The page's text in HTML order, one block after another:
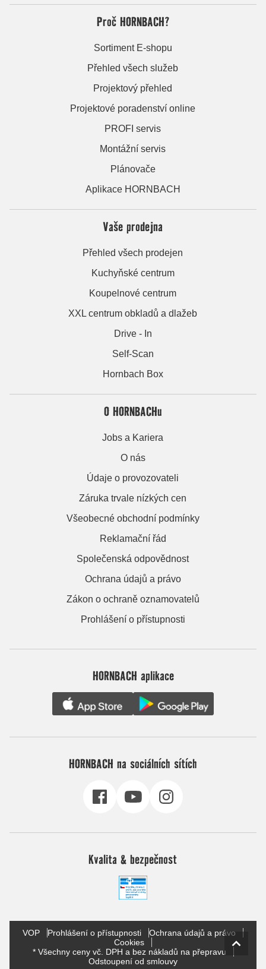
Proč HORNBACH?
Sortiment E-shopu
Přehled všech služeb
Projektový přehled
Projektové poradenství online
PROFI servis
Montážní servis
Plánovače
Aplikace HORNBACH
Vaše prodejna
Přehled všech prodejen
Kuchyňské centrum
Koupelnové centrum
XXL centrum obkladů a dlažeb
Drive - In
Self-Scan
Hornbach Box
O HORNBACHu
Jobs a Kariera
O nás
Údaje o provozovateli
Záruka trvale nízkých cen
Všeobecné obchodní podmínky
Reklamační řád
Společenská odpovědnost
Ochrana údajů a právo
Zákon o ochraně oznamovatelů
Prohlášení o přístupnosti
HORNBACH aplikace
HORNBACH na sociálních sítích
Kvalita & bezpečnost
VOP Prohlášení o přístupnosti
Ochrana údajů a právo
Cookies
* Všechny ceny vč. DPH a bez nákladů na přepravu
Odstoupení od smlouvy